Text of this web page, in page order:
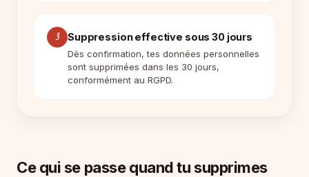
3 Suppression effective sous 30 jours
Dès confirmation, tes données personnelles
sont supprimées dans les 30 jours,
conformément au RGPD.
Ce qui se passe quand tu supprimes